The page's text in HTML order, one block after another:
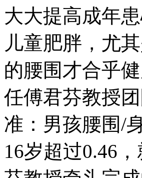
大大提高成年
儿童肥胖，尤
的腰围才合乎
任傅君芬教授
准：男孩腰围/
16岁超过0.46